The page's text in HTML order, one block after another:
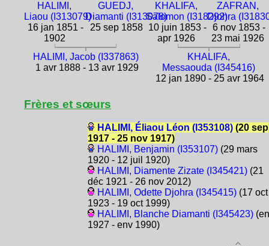
HALIMI,
Liaou (I313079)
16 jan 1851 -
1902
GUEDJ,
Diamanti (I313078)
25 sep 1858
KHALIFA,
Salomon (I318292)
10 juin 1853 -
apr 1926
ZAFRAN,
Djohra
6 nov 1853 -
23 mai 1926
HALIMI, Jacob (I337863)
1 avr 1888 - 13 avr 1929
KHALIFA,
Messaouda (I345416)
12 jan 1890 - 25 avr 1964
Frères et sœurs
HALIMI, Éliaou Léon (I353108)(20 sep
1917 - 25 nov 1917)
HALIMI, Benjamin (I353107)(29 mars
1920 - 12 juil 1920)
HALIMI, Diamente Zizate (I345421)(21
déc 1921 - 26 nov 2012)
HALIMI, Odette Djohra (I345415)(17 oct
1923 - 19 oct 1999)
HALIMI, Blanche Diamanti (I345423)
1927 - env 1990)